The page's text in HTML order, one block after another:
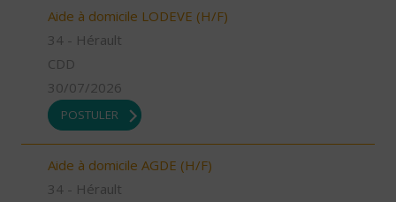
Aide à domicile LODEVE (H/F)
34 - Hérault
CDD
30/07/2026
POSTULER
Aide à domicile AGDE (H/F)
34 - Hérault